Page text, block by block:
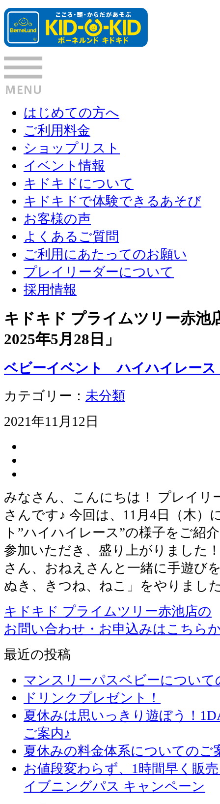
はじめての方へ
ご利用料金
ショップリスト
イベント情報
キドキドについて
キドキドで体験できるあそび
お客様の声
よくあるご質問
ご利用にあたってのお願い
プレイリーダーについて
採用情報
キドキド プライムツリー赤
2025年5月28日 」
ベビーイベント ハイハイレー
カテゴリー： 未分類
2021年11月12日
みなさん、こんにちは！ プレイリ
さんです♪ 今回は、11月4日（木）
ト”ハイハイレース”の様子をご紹
参加いただき、盛り上がりました
さん、おねえさんと一緒に手遊び
ぬき、きつね、ねこ」をやりまし
キドキド プライムツリー赤池店の
お問い合わせ・お申込みはこちら
最近の投稿
マンスリーパスベビーについて
ドリンクプレゼント！
夏休みは思いっきり遊ぼう！
ご案内♪
夏休みの料金体系についてのご
お値段変わらず、1
イブニングパス キャンペーン